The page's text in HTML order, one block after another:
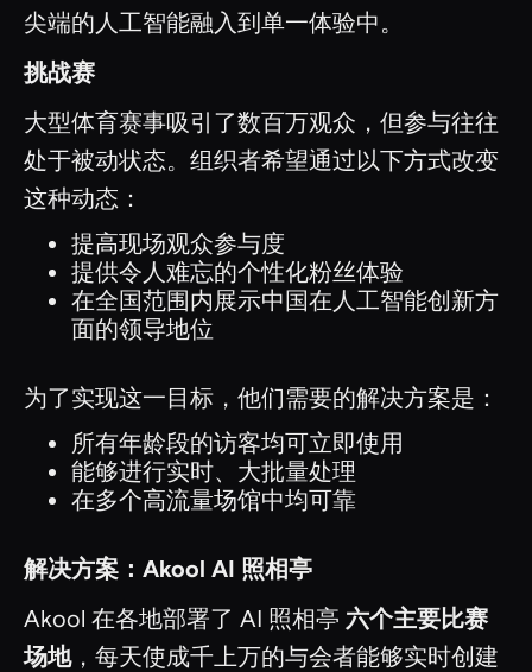
尖端的人工智能融入到单一体验中。
挑战赛
大型体育赛事吸引了数百万观众，但参与往往
处于被动状态。组织者希望通过以下方式改变
这种动态：
提高现场观众参与度
提供令人难忘的个性化粉丝体验
在全国范围内展示中国在人工智能创新方
面的领导地位
为了实现这一目标，他们需要的解决方案是：
所有年龄段的访客均可立即使用
能够进行实时、大批量处理
在多个高流量场馆中均可靠
解决方案：Akool AI 照相亭
Akool 在各地部署了 AI 照相亭 六个主要比赛
场地，每天使成千上万的与会者能够实时创建